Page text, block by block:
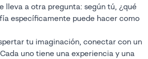
lleva a otra pregunta: según tú, ¿qué
específicamente puede hacer como
tu imaginación, conectar con un
uno tiene una experiencia y una